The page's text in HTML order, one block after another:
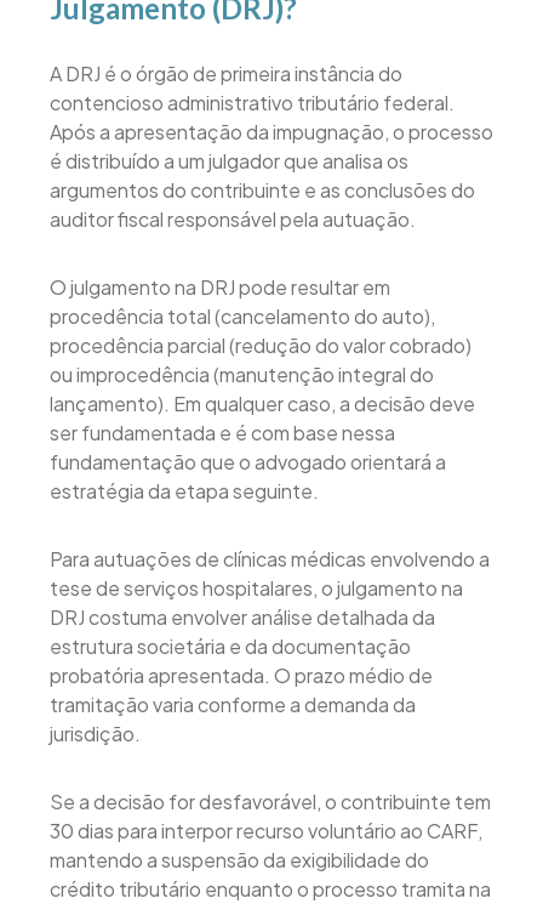
Julgamento (DRJ)?
A DRJ é o órgão de primeira instância do
contencioso administrativo tributário federal.
Após a apresentação da impugnação, o processo
é distribuído a um julgador que analisa os
argumentos do contribuinte e as conclusões do
auditor fiscal responsável pela autuação.
O julgamento na DRJ pode resultar em
procedência total (cancelamento do auto),
procedência parcial (redução do valor cobrado)
ou improcedência (manutenção integral do
lançamento). Em qualquer caso, a decisão deve
ser fundamentada e é com base nessa
fundamentação que o advogado orientará a
estratégia da etapa seguinte.
Para autuações de clínicas médicas envolvendo a
tese de serviços hospitalares, o julgamento na
DRJ costuma envolver análise detalhada da
estrutura societária e da documentação
probatória apresentada. O prazo médio de
tramitação varia conforme a demanda da
jurisdição.
Se a decisão for desfavorável, o contribuinte tem
30 dias para interpor recurso voluntário ao CARF,
mantendo a suspensão da exigibilidade do
crédito tributário enquanto o processo tramita na